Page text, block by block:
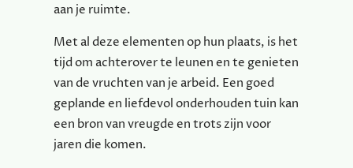
aan je ruimte.
Met al deze elementen op hun plaats, is het
tijd om achterover te leunen en te genieten
van de vruchten van je arbeid. Een goed
geplande en liefdevol onderhouden tuin kan
een bron van vreugde en trots zijn voor
jaren die komen.